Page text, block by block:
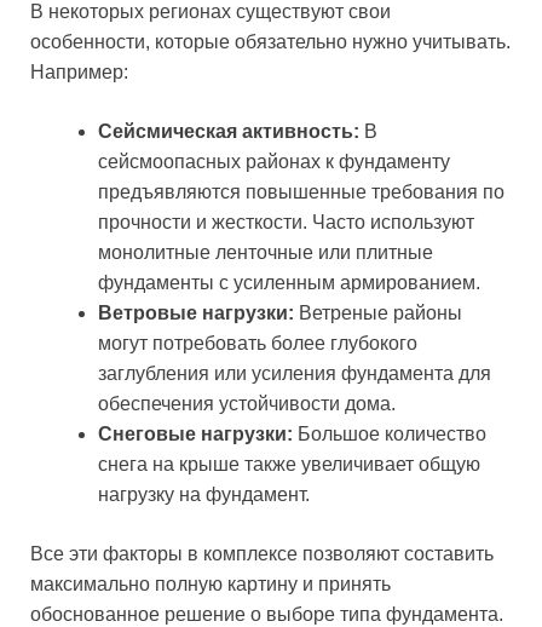
В некоторых регионах существуют свои
особенности, которые обязательно нужно учитывать.
Например:
Сейсмическая активность: В
сейсмоопасных районах к фундаменту
предъявляются повышенные требования по
прочности и жесткости. Часто используют
монолитные ленточные или плитные
фундаменты с усиленным армированием.
Ветровые нагрузки: Ветреные районы
могут потребовать более глубокого
заглубления или усиления фундамента для
обеспечения устойчивости дома.
Снеговые нагрузки: Большое количество
снега на крыше также увеличивает общую
нагрузку на фундамент.
Все эти факторы в комплексе позволяют составить
максимально полную картину и принять
обоснованное решение о выборе типа фундамента.